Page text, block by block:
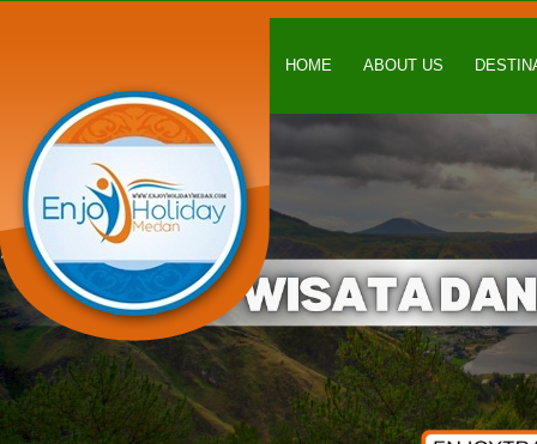
HOME ABOUT US